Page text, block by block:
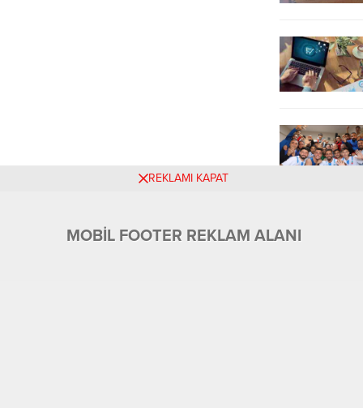
REKLAMI KAPAT
MOBİL FOOTER REKLAM ALANI